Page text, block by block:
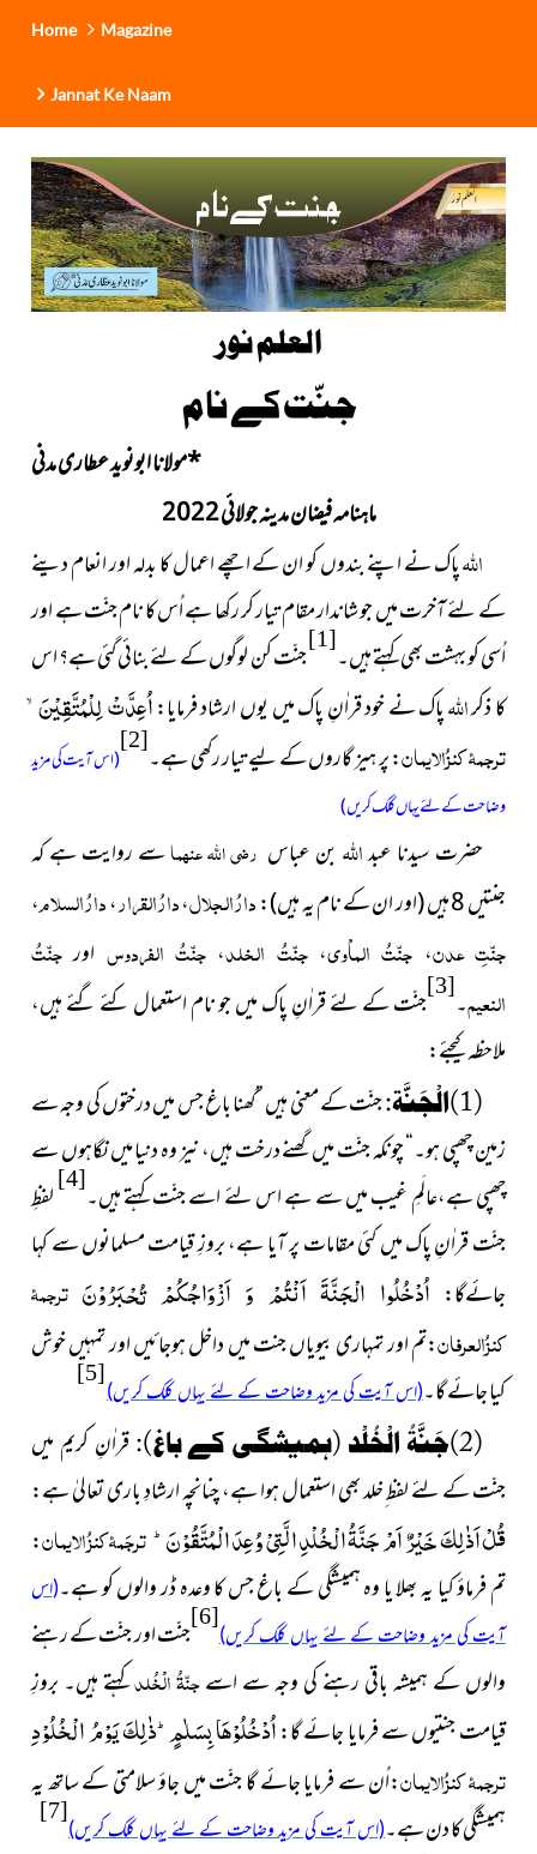
Home Magazine
Jannat Ke Naam
العلم نور
جنّت کے نام
*مولانا ابونوید عطاری مدنی
ماہنامہ فیضان مدینہ جولائی 2022
اللہپاک نے اپنے بندوں کو ان کے اچھے اعمال کا بدلہ اور انعام دینے
کے لئے آخرت میں جو شاندار مقام تیار کر رکھا ہے اُس کا نام جنّت ہے اور
اُسی کو بہشت بھی کہتے ہیں۔[1]جنّت کن لوگوں کے لئے بنائی گئی ہے؟ اس
کا ذکراللہپاک نے خود قراٰنِ پاک میں یوں ارشاد فرمایا:اُعِدَّتْ لِلْمُتَّقِیْنَۙ
ترجمۂ کنزُالایمان: پر ہیز گاروں کے لیے تیار رکھی ہے۔[2]
(اس آیت کی مزید
وضاحت کے لئے یہاں کلک کریں)
حضرت سیدنا عبداللہبن عباس رضی اللہ عنہماسے روایت ہے کہ
جنتیں 8 ہیں(اور ان کے نام یہ ہیں):دارُالجلال،دارُالقرار،دارُالسلام،
جنّتِ عدن، جنّتُ الماْوی،جنّتُ الخلد، جنّتُ الفردوس اور جنّتُ
النعیم۔[3]جنّت کے لئے قراٰنِ پاک میں جو نام استعمال کئے گئے ہیں،
ملاحظہ کیجئے:
(1)الْجَنَّة:
جنّت کے معنی ہیں ”گھنا باغ جس میں درختوں کی وجہ سے
زمین چھپی ہو۔“ چونکہ جنّت میں گھنے درخت ہیں، نیز وہ دنیا میں نگاہوں سے
چھپی ہے،عالَمِ غیب میں سے ہے اس لئے اسے جنّت کہتے ہیں۔[4] لفظِ
جنّت قراٰنِ پاک میں کئی مقامات پر آیا ہے، بروزِ قیامت مسلمانوں سے کہا
جائےگا: اُدْخُلُوا الْجَنَّةَ اَنْتُمْ وَ اَزْوَاجُكُمْ تُحْبَرُوْنَ ترجمۂ
کنزُالعرفان:تم اور تمہاری بیویاں جنت میں داخل ہوجائیں اور تمہیں خوش
کیا جائے گا۔(اس آیت کی مزید وضاحت کے لئے یہاں کلک کریں)
[5]
(2)جَنَّةُ الْخُلْد (ہمیشگی کے باغ):
قراٰنِ کریم میں
جنّت کے لئے لفظ ِخلد بھی استعمال ہوا ہے، چنانچہ ارشادِ باری تعالیٰ ہے:
قُلْ اَذٰلِكَ خَیْرٌ اَمْ جَنَّةُ الْخُلْدِ الَّتِیْ وُعِدَ الْمُتَّقُوْنَؕ-ترجَمۂ کنزُ الایمان:
تم فرماؤ کیا یہ بھلا یا وہ ہمیشگی کے باغ جس کا وعدہ ڈر والوں کو ہے۔(اس
آیت کی مزید وضاحت کے لئے یہاں کلک کریں)
[6]جنّت اور جنّت کے رہنے
والوں کے ہمیشہ باقی رہنے کی وجہ سے اسےجنّۃُ الْخُلدکہتے ہیں۔ بروزِ
قیامت جنتیوں سے فرمایا جائے گا:اُدْخُلُوْهَا بِسَلٰمٍؕ-ذٰلِكَ یَوْمُ الْخُلُوْدِ
ترجمۂ کنزُالایمان:اُن سے فرمایا جائے گا جنّت میں جاؤ سلامتی کے ساتھ یہ
ہمیشگی کا دن ہے۔(اس آیت کی مزید وضاحت کے لئے یہاں کلک کریں)
[7]